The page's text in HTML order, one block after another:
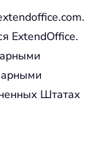
ExtendOffice.
Штатах